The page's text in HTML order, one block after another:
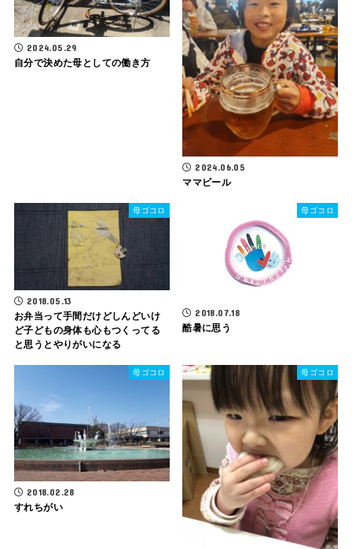
2024.05.29
自分で決めた母としての働き方
2024.06.05
ママビール
母ゴコロ
2018.05.13
お弁当って手間だけどしんどいけ
ど子どもの身体も心もつくってる
と思うとやりがいになる
母ゴコロ
2018.07.18
酷暑に思う
母ゴコロ
2018.02.28
すれちがい
母ゴコロ